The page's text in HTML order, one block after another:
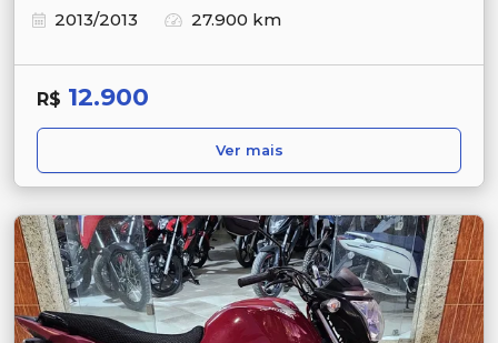
2013/2013
27.900 km
R$ 12.900
Ver mais